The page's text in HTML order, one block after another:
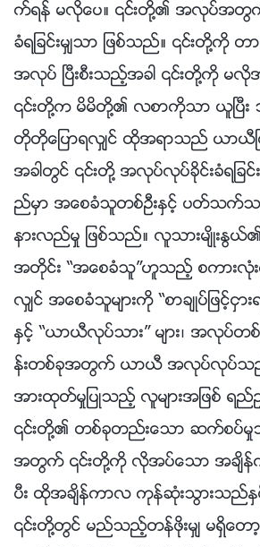
က္ရန္ မလိုေပ။ ၎တို႔၏ အလုပ္အတြ
ခံရျခင္းမွ်သာ ျဖစ္သည္။ ၎တို႔ကို တ
အလုပ္ ၿပီးစီးသည့္အခါ ၎တို႔ကို မ
၎တို႔က မိမိတို႔၏ လစာကိုသာ ယူၿပီး
တိုတိုေျပာရလွ်င္ ထိုအရာသည္ ယာယီျ
အခါတြင္ ၎တို႔ အလုပ္လုပ္ခိုင္းခံရျခ
ည္မွာ အေစခံသူတစ္ဦးႏွင့္ ပတ္သ
နားလည္မႈ ျဖစ္သည္။ လူသားမ်ိဳးႏြယ္
အတိုင္း “အေစခံသူ”ဟူသည့္ စကားလုံး
လွ်င္ အေစခံသူမ်ားကို “စာခ်ဳပ္ျဖင့္ငွား
ႏွင့္ “ယာယီလုပ္သား” မ်ား၊ အလုပ္
န္းတစ္ခုအတြက္ ယာယီ အလုပ္လုပ္သ
အားထုတ္မႈျပဳသည့္ လူမ်ားအျဖစ္ ရည္
၎တို႔၏ တစ္ခုတည္းေသာ ဆက္စပ္မ
အတြက္ ၎တို႔ကို လိုအပ္ေသာ အခ်ိန္က
ပီး ထိုအခ်ိန္ကာလ ကုန္ဆုံးသြားသည္
၎တို႔တြင္ မည္သည့္တန္ဖိုးမွ် မရွိေ